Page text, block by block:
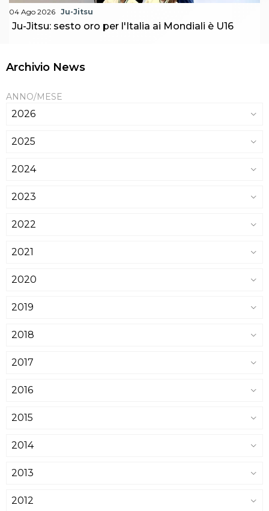
04 Ago 2026 Ju-Jitsu
Ju-Jitsu: sesto oro per l'Italia ai Mondiali è U16
Archivio News
ANNO/MESE
2026
2025
2024
2023
2022
2021
2020
2019
2018
2017
2016
2015
2014
2013
2012